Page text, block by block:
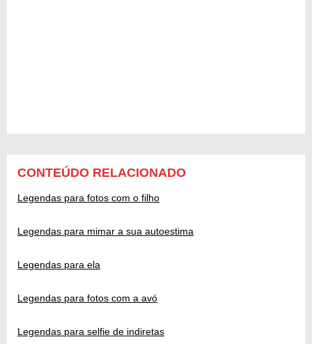
CONTEÚDO RELACIONADO
Legendas para fotos com o filho
Legendas para mimar a sua autoestima
Legendas para ela
Legendas para fotos com a avó
Legendas para selfie de indiretas